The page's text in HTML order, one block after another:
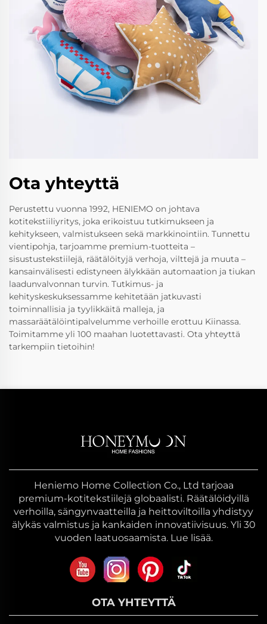
Ota yhteyttä
Perustettu vuonna 1992, HENIEMO on johtava
kotitekstiiliyritys, joka erikoistuu tutkimukseen ja
kehitykseen, valmistukseen sekä markkinointiin. Tunnettu
vientipohja, tarjoamme premium-tuotteita –
sisustustekstiilejä, räätälöityjä verhoja, vilttejä ja muuta –
kansainvälisesti edistyneen älykkään automaation ja tiukan
laadunvalvonnan turvin. Tutkimus- ja
kehityskeskuksessamme kehitetään jatkuvasti
toiminnallisia ja tyylikkäitä malleja, ja
massaräätälöintipalvelumme verhoille erottuu Kiinassa.
Toimitamme yli 100 maahan luotettavasti. Ota yhteyttä
tarkempiin tietoihin!
Heniemo Home Collection Co., Ltd tarjoaa
premium-kotitekstiilejä globaalisti. Räätälöidyillä
verhoilla, sängynvaatteilla ja heittoviltoilla yhdistyy
älykäs valmistus ja kankaiden innovatiivisuus. Yli 30
vuoden laatuosaamista. Lue lisää.
OTA YHTEYTTÄ